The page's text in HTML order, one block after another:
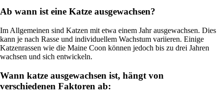
Ab wann ist eine Katze ausgewachsen?
Im Allgemeinen sind Katzen mit etwa einem Jahr ausgewachsen. Dies
kann je nach Rasse und individuellem Wachstum variieren. Einige
Katzenrassen wie die Maine Coon können jedoch bis zu drei Jahren
wachsen und sich entwickeln.
Wann katze ausgewachsen ist, hängt von
verschiedenen Faktoren ab: